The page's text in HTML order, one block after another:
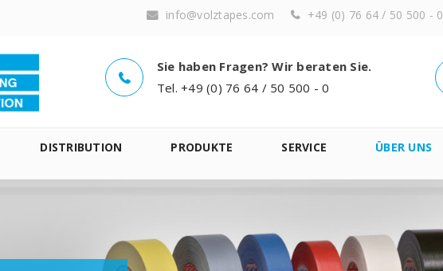
info@volztapes.com +49 (0) 76 64 / 50 500 - 0
Sie haben Fragen? Wir beraten Sie.
Tel. +49 (0) 76 64 / 50 500 - 0
DISTRIBUTION PRODUKTE SERVICE ÜBER UNS